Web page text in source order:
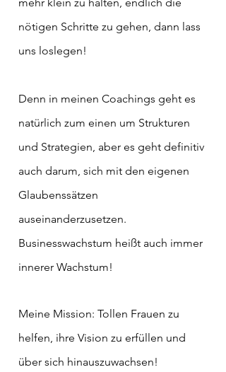
nötigen Schritte zu gehen, dann lass
uns loslegen!
Denn in meinen Coachings geht es
natürlich zum einen um Strukturen
und Strategien, aber es geht definitiv
auch darum, sich mit den eigenen
Glaubenssätzen
auseinanderzusetzen.
Businesswachstum heißt auch immer
innerer Wachstum!
Meine Mission: Tollen Frauen zu
helfen, ihre Vision zu erfüllen und
über sich hinauszuwachsen!